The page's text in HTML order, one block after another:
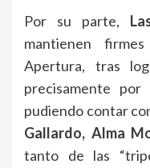
Por su parte,
mantienen
Apertura, tras
precisamente
pudiendo contar
Gallardo, Alma
tanto de las